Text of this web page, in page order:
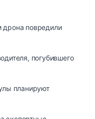
дрона повредили
погубившего
планируют